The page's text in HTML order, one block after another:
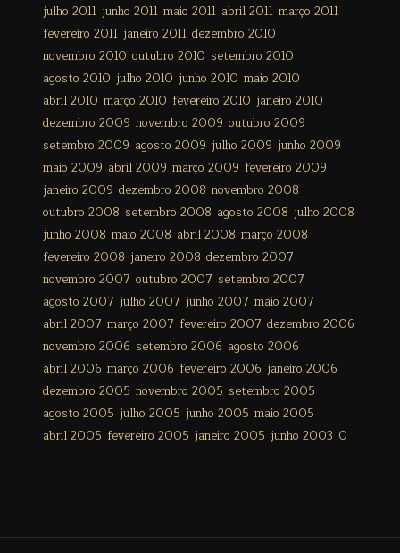
julho 2011 junho 2011 maio 2011 abril 2011 março 2011
fevereiro 2011 janeiro 2011 dezembro 2010
novembro 2010 outubro 2010 setembro 2010
agosto 2010 julho 2010 junho 2010 maio 2010
abril 2010 março 2010 fevereiro 2010 janeiro 2010
dezembro 2009 novembro 2009 outubro 2009
setembro 2009 agosto 2009 julho 2009 junho 2009
maio 2009 abril 2009 março 2009 fevereiro 2009
janeiro 2009 dezembro 2008 novembro 2008
outubro 2008 setembro 2008 agosto 2008 julho 2008
junho 2008 maio 2008 abril 2008 março 2008
fevereiro 2008 janeiro 2008 dezembro 2007
novembro 2007 outubro 2007 setembro 2007
agosto 2007 julho 2007 junho 2007 maio 2007
abril 2007 março 2007 fevereiro 2007 dezembro 2006
novembro 2006 setembro 2006 agosto 2006
abril 2006 março 2006 fevereiro 2006 janeiro 2006
dezembro 2005 novembro 2005 setembro 2005
agosto 2005 julho 2005 junho 2005 maio 2005
abril 2005 fevereiro 2005 janeiro 2005 junho 2003 0